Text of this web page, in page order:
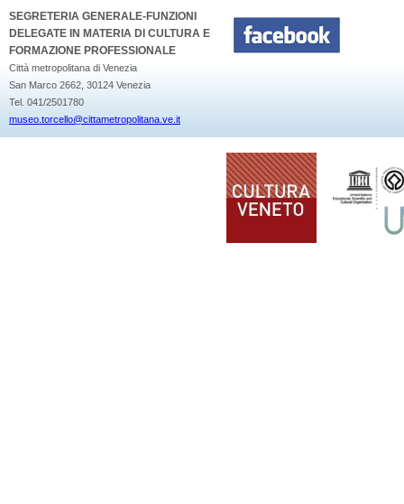
SEGRETERIA GENERALE-FUNZIONI
DELEGATE IN MATERIA DI CULTURA E
FORMAZIONE PROFESSIONALE
Città metropolitana di Venezia
San Marco 2662, 30124 Venezia
Tel. 041/2501780
museo.torcello@cittametropolitana.ve.it